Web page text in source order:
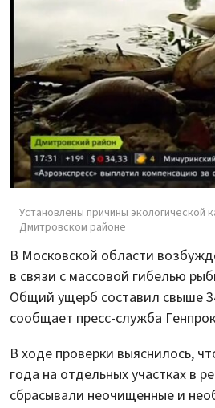
Установлены причины экологической
Дмитровском районе
В Московской области
в связи с массовой гибелью
Общий ущерб составил свыше
сообщает пресс-служба
В ходе проверки выяснилось,
года на отдельных участках в
сбрасывали неочищенные и